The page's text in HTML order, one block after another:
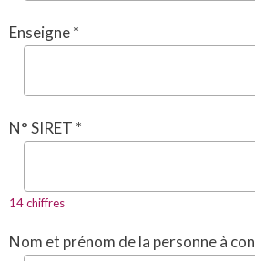
Enseigne *
N° SIRET *
14 chiffres
Nom et prénom de la personne à